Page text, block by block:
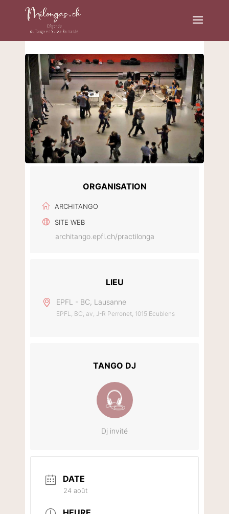
ORGANISATION
ARCHITANGO
SITE WEB
architango.epfl.ch/practilonga
LIEU
EPFL - BC, Lausanne
EPFL, BC, av, J-R Perronet, 1015 Ecublens
TANGO DJ
Dj invité
DATE
24 août